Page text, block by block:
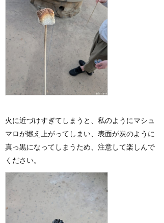
火に近づけすぎてしまうと、私のようにマシュ
マロが燃え上がってしまい、表面が炭のように
真っ黒になってしまうため、注意して楽しんで
ください。